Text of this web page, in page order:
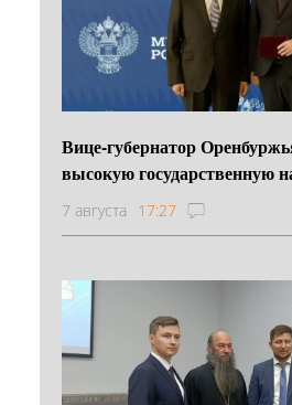
Вице-губернатор
высокую государственную
7 августа 17:27